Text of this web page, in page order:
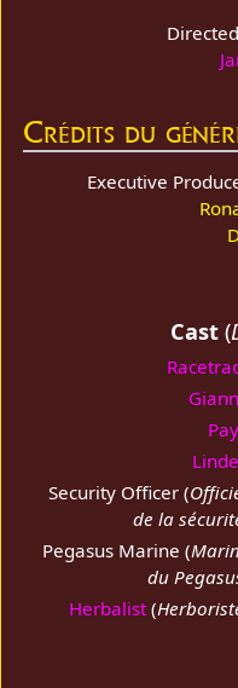
Crédits du
Executive
Cast(
Security Officer (
de la
Pegasus Marine (
du
Herbalist (